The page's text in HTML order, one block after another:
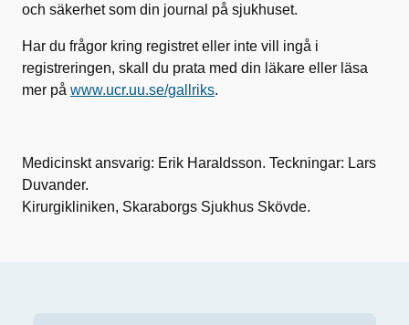
och säkerhet som din journal på sjukhuset.
Har du frågor kring registret eller inte vill ingå i
registreringen, skall du prata med din läkare eller läsa
mer på www.ucr.uu.se/gallriks.
Medicinskt ansvarig: Erik Haraldsson. Teckningar: Lars
Duvander.
Kirurgikliniken, Skaraborgs Sjukhus Skövde.